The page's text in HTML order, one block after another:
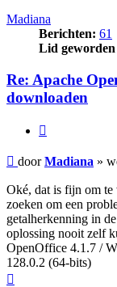
Madiana
Berichten: 61
Lid geworden
Re: Apache
downloaden
Bericht
doorMadiana »
Oké, dat is fijn om te
zoeken om een
getalherkenning in
oplossing nooit zelf
OpenOffice 4.1.7 /
128.0.2 (64-bits)